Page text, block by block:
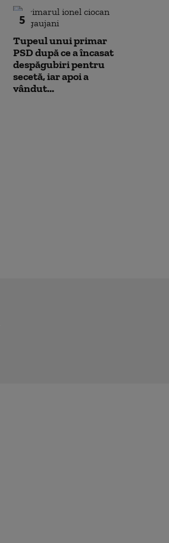
5
Tupeul unui primar
PSD după ce a încasat
despăgubiri pentru
secetă, iar apoi a
vândut...